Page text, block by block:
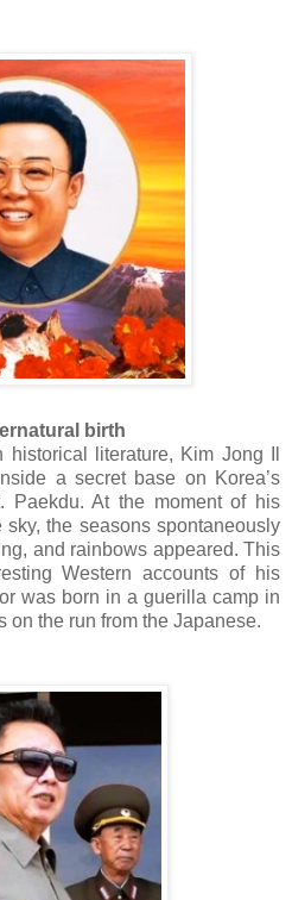
birth
literature, Kim Jong Il
a secret base on Korea’s
Paekdu. At the moment of his
the seasons spontaneously
and rainbows appeared. This
Western accounts of his
was born in a guerilla camp in
on the run from the Japanese.